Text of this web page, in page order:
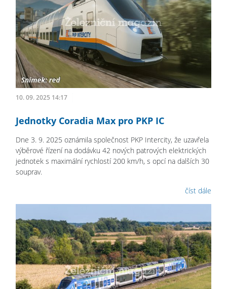
10. 09. 2025 14:17
Jednotky Coradia Max pro PKP IC
Dne 3. 9. 2025 oznámila společnost PKP Intercity, že uzavřela
výběrové řízení na dodávku 42 nových patrových elektrických
jednotek s maximální rychlostí 200 km/h, s opcí na dalších 30
souprav.
číst dále